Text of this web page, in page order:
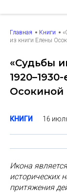
Главная Книги
из книги Елены
«Судьбы
Осокиной
КНИГИ 16
Икона
исторических
притяжения